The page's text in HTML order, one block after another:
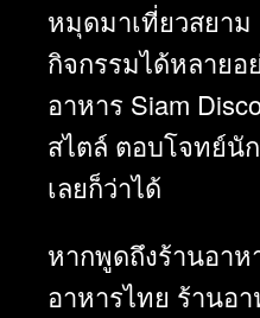
หมุดมาเที่ยวสยา
กิจกรรมได้หลายอ
อาหาร Siam
สไตล์ ตอบโจทย์นั
เลยก็ว่าได้
หากพูดถึงร้านอาห
อาหารไทย ร้านอ